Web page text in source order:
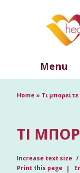
Menu
Home » Τι
ΤΙ
Increase text size
Print this page